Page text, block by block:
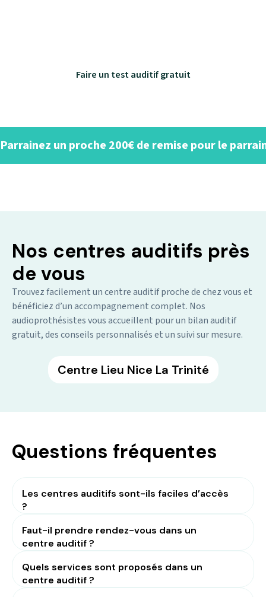
Faire un test auditif gratuit
Parrainez un proche 200€ de remise pour le
Nos centres auditifs près
de vous
Trouvez facilement un centre auditif proche de chez vous et
bénéficiez d’un accompagnement complet. Nos
audioprothésistes vous accueillent pour un bilan auditif
gratuit, des conseils personnalisés et un suivi sur mesure.
Centre Lieu Nice La Trinité
Questions fréquentes
Les centres auditifs sont-ils faciles d’accès
?
Faut-il prendre rendez-vous dans un
centre auditif ?
Quels services sont proposés dans un
centre auditif ?